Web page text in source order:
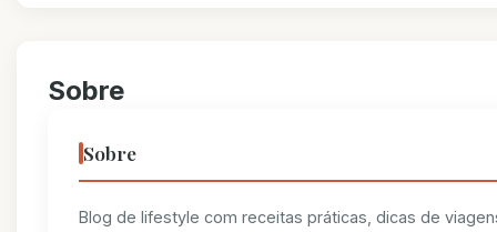
Sobre
Sobre
Blog de lifestyle com receitas práticas, dicas de